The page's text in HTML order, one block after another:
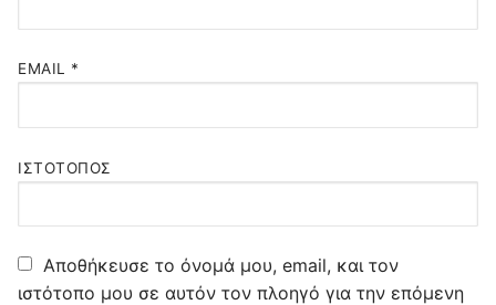
EMAIL *
ΙΣΤΌΤΟΠΟΣ
Αποθήκευσε το όνομά μου, email, και τον
ιστότοπο μου σε αυτόν τον πλοηγό για την επόμενη